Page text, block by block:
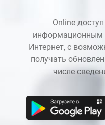
Online
информационным
Интернет, с
получать
числе